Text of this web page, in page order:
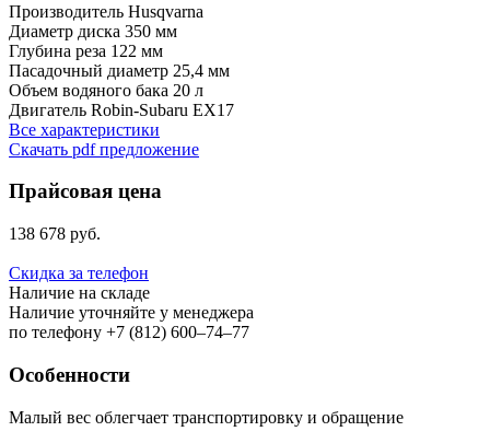
Производитель Husqvarna
Диаметр диска 350 мм
Глубина реза 122 мм
Пасадочный диаметр 25,4 мм
Объем водяного бака 20 л
Двигатель Robin-Subaru EX17
Все характеристики
Скачать pdf предложение
Прайсовая цена
138 678 руб.
Скидка за телефон
Наличие на складе
Наличие уточняйте у менеджера
по телефону +7 (812) 600–74–77
Особенности
Малый вес облегчает транспортировку и обращение